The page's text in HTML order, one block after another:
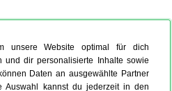
unsere Website optimal für dich
und dir personalisierte Inhalte sowie
Daten an ausgewählte Partner
Auswahl kannst du jederzeit in den